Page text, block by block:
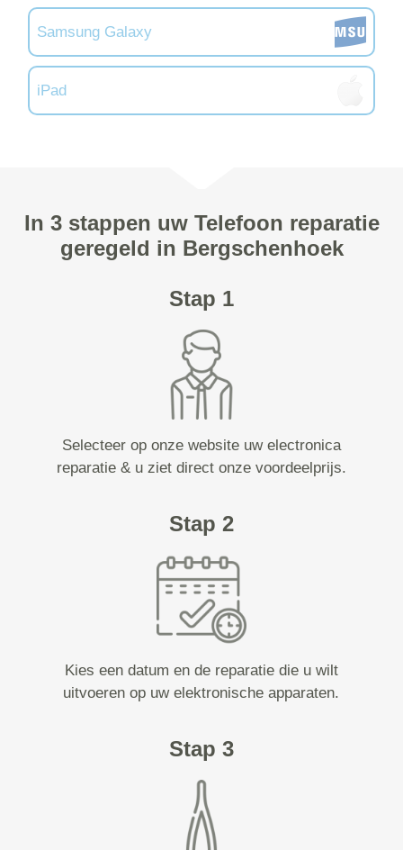
Samsung Galaxy
iPad
In 3 stappen uw Telefoon reparatie
geregeld in Bergschenhoek
Stap 1
Selecteer op onze website uw electronica
reparatie & u ziet direct onze voordeelprijs.
Stap 2
Kies een datum en de reparatie die u wilt
uitvoeren op uw elektronische apparaten.
Stap 3